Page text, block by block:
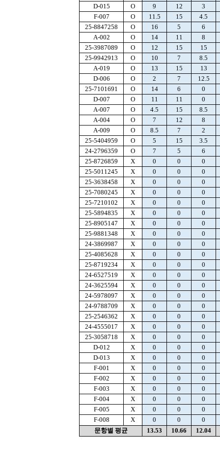
D-015
O 9 12
3
F-007
O 11.5 15
4.5
25-8847258
O 16 5
6
A-002
O 14 11
8
25-3987089
O 12 15
15
25-9942913
O 10 7
8.5
A-019
O 13 15
13
D-006
O 2 7
12.5
25-7101691
O 14 6
0
D-007
O 11 11
0
A-007
O 4.5 15
8.5
A-004
O 7 12
8
A-009
O 8.5 7
2
25-5404959
O 5 15
3.5
24-2796359
O 7 5
6
25-8726859
X 0 0
0
25-5011245
X 0 0
0
25-3638458
X 0 0
0
25-7080245
X 0 0
0
25-7210102
X 0 0
0
25-5894835
X 0 0
0
25-8905147
X 0 0
0
25-9881348
X 0 0
0
24-3869987
X 0 0
0
25-4085628
X 0 0
0
25-8719234
X 0 0
0
24-6527519
X 0 0
0
24-3625594
X 0 0
0
24-5978097
X 0 0
0
24-9788709
X 0 0
0
25-2546362
X 0 0
0
24-4555017
X 0 0
0
25-3058718
X 0 0
0
D-012
X 0 0
0
D-013
X 0 0
0
F-001
X 0 0
0
F-002
X 0 0
0
F-003
X 0 0
0
F-004
X 0 0
0
F-005
X 0 0
0
F-008
X 0 0
0
문항별 평균
13.53 10.66 12.04